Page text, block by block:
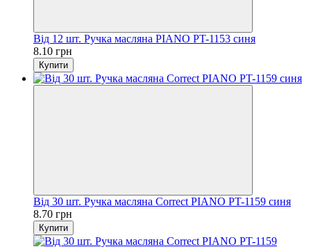
Від 12 шт. Ручка масляна PIANO PT-1153 синя
8.10 грн
Купити
Від 30 шт. Ручка масляна Correct PIANO PT-1159 синя
8.70 грн
Купити